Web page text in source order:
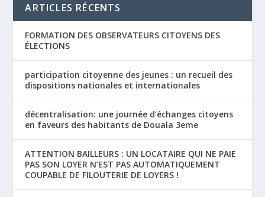
ARTICLES RÉCENTS
FORMATION DES OBSERVATEURS CITOYENS DES
ÉLECTIONS
participation citoyenne des jeunes : un recueil des
dispositions nationales et internationales
décentralisation: une journée d’échanges citoyens
en faveurs des habitants de Douala 3eme
ATTENTION BAILLEURS : UN LOCATAIRE QUI NE PAIE
PAS SON LOYER N’EST PAS AUTOMATIQUEMENT
COUPABLE DE FILOUTERIE DE LOYERS !